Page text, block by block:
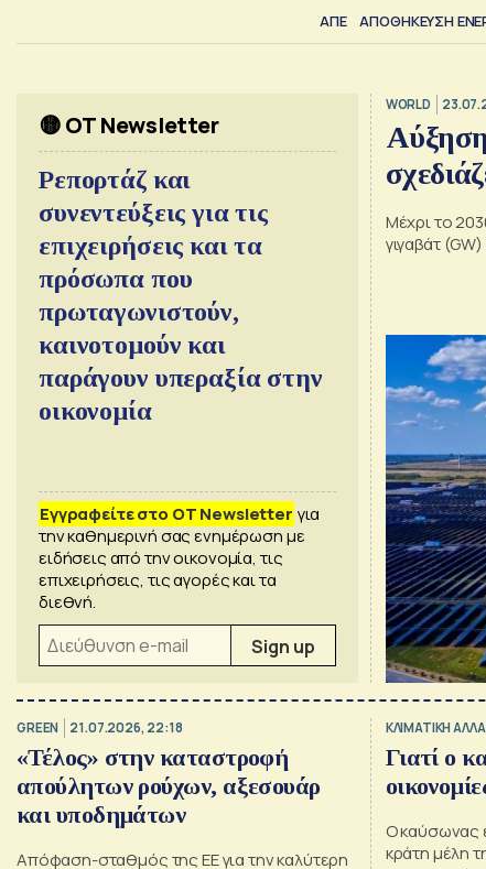
ΑΠΕ ΑΠΟΘΗΚΕΥΣΗ
🟡 OT Newsletter
Ρεπορτάζ και
συνεντεύξεις για τις
επιχειρήσεις και τα
πρόσωπα που
πρωταγωνιστούν,
καινοτομούν και
παράγουν υπεραξία στην
οικονομία
Εγγραφείτε στο OT Newsletter για
την καθημερινή σας ενημέρωση με
ειδήσεις από την οικονομία, τις
επιχειρήσεις, τις αγορές και τα
διεθνή.
WORLD
Μέχρι το
γιγαβάτ
GREEN 21.07.2026, 22:18
«Τέλος» στην καταστροφή
απούλητων ρούχων, αξεσουάρ
και υποδημάτων
Απόφαση-σταθμός της ΕΕ για την καλύτερη
ΚΛΙΜΑΤΙΚΗ
Γιατί ο
Ο καύσωνας
κράτη μέλη